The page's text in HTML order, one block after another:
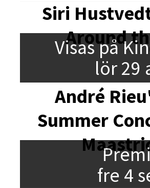
Siri
Around
Visas på
lör 29
André
Summer
fre 4